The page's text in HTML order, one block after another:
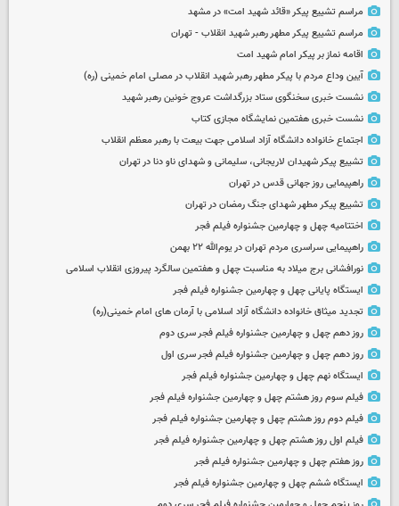
مراسم تشییع پیکر «قائد شهید امت» در مشهد
مراسم تشییع پیکر مطهر رهبر شهید انقلاب - تهران
اقامه نماز بر پیکر امام شهید امت
آیین وداع مردم با پیکر مطهر رهبر شهید انقلاب در مصلی امام خمینی (ره)
نشست خبری سخنگوی ستاد بزرگداشت عروج خونین رهبر شهید
نشست خبری هفتمین نمایشگاه مجازی کتاب
اجتماع خانواده دانشگاه آزاد اسلامی جهت بیعت با رهبر معظم انقلاب
تشییع پیکر شهیدان لاریجانی، سلیمانی و شهدای ناو دنا در تهران
راهپیمایی روز جهانی قدس در تهران
تشییع پیکر مطهر شهدای جنگ رمضان در تهران
اختتامیه چهل و چهارمین جشنواره فیلم فجر
راهپیمایی سراسری مردم تهران در یوم‌الله ۲۲ بهمن
نورافشانی برج میلاد به مناسبت چهل‌ و هفتمین سالگرد پیروزی انقلاب اسلامی
ایستگاه پایانی چهل و چهارمین جشنواره فیلم فجر
تجدید میثاق خانواده دانشگاه آزاد اسلامی با آرمان های امام خمینی(ره)
روز دهم چهل و چهارمین جشنواره فیلم فجر سری دوم
روز دهم چهل و چهارمین جشنواره فیلم فجر سری اول
ایستگاه نهم چهل و چهارمین جشنواره فیلم فجر
فیلم سوم روز هشتم چهل و چهارمین جشنواره فیلم فجر
فیلم دوم روز هشتم چهل و چهارمین جشنواره فیلم فجر
فیلم اول روز هشتم چهل و چهارمین جشنواره فیلم فجر
روز هفتم چهل و چهارمین جشنواره فیلم فجر
ایستگاه ششم چهل و چهارمین جشنواره فیلم فجر